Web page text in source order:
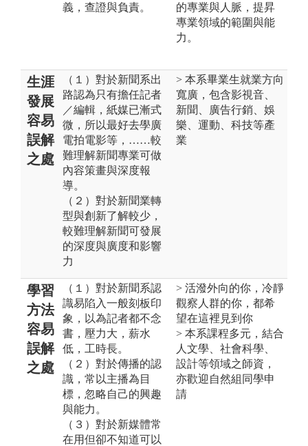
義，查證與負責。
的專業與人脈，提昇
專業領域的範圍與能
力。
生涯
發展
容易
誤解
之處
（１）對於新聞系出
路認為只有擔任記者
／編輯，紙媒已漸式
微，所以最好去學廣
電拍電影等，……較
難理解新聞專業可做
內容策畫與深度報
導。
（２）對於新聞業轉
型與創新了解較少，
較難理解新聞可發展
的深度與廣度和影響
力
> 本系畢業生就業方向
寬廣，包含影視音、
新聞、廣告行銷、娛
樂、運動、科技等產
業
學習
方法
容易
誤解
之處
（１）對於新聞系認
識易陷入一般刻板印
象，以為記者都不念
書，壓力大，薪水
低，工時長。
（２）對於傳播的認
識，常以主播為目
標，忽略自己的興趣
與能力。
（３）對於新媒體常
在用但卻不知道可以
> 活潑外向的你，冷靜
觀察人群的你，都希
望在這裡見到你
> 本系課程多元，結合
人文學、社會科學、
設計等領域之師資，
亦歡迎自然組同學申
請